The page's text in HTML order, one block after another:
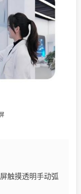
触摸透明手动弧